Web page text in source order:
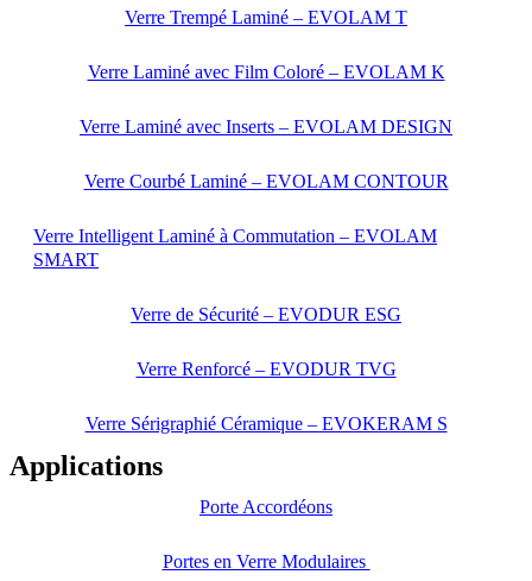
Verre Trempé Laminé – EVOLAM T
Verre Laminé avec Film Coloré – EVOLAM K
Verre Laminé avec Inserts – EVOLAM DESIGN
Verre Courbé Laminé – EVOLAM CONTOUR
Verre Intelligent Laminé à Commutation – EVOLAM
SMART
Verre de Sécurité – EVODUR ESG
Verre Renforcé – EVODUR TVG
Verre Sérigraphié Céramique – EVOKERAM S
Applications
Porte Accordéons
Portes en Verre Modulaires